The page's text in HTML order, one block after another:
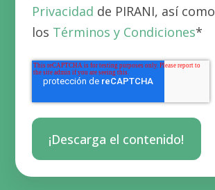
Privacidad de PIRANI, así como
los Términos y Condiciones*